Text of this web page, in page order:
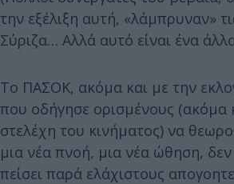
την εξέλιξη αυτή, «λάμπρυναν»
Σύριζα… Αλλά αυτό είναι ένα
Το ΠΑΣΟΚ, ακόμα και με την
που οδήγησε ορισμένους (ακόμα
στελέχη του κινήματος) να
μια νέα πνοή, μια νέα ώθηση,
πείσει παρά ελάχιστους